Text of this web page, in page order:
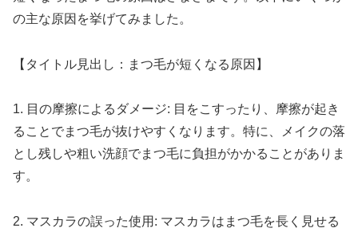
の主な原因を挙げてみました。
【タイトル見出し：まつ毛が短くなる原因】
1. 目の摩擦によるダメージ: 目をこすったり、摩擦が起き
ることでまつ毛が抜けやすくなります。特に、メイクの落
とし残しや粗い洗顔でまつ毛に負担がかかることがありま
す。
2. マスカラの誤った使用: マスカラはまつ毛を長く見せる